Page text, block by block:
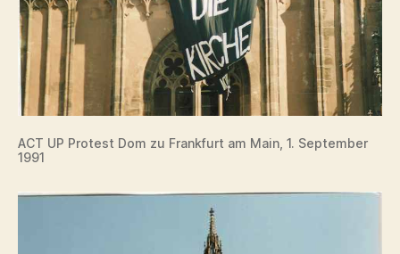
ACT UP Protest Dom zu Frankfurt am Main, 1. September
1991